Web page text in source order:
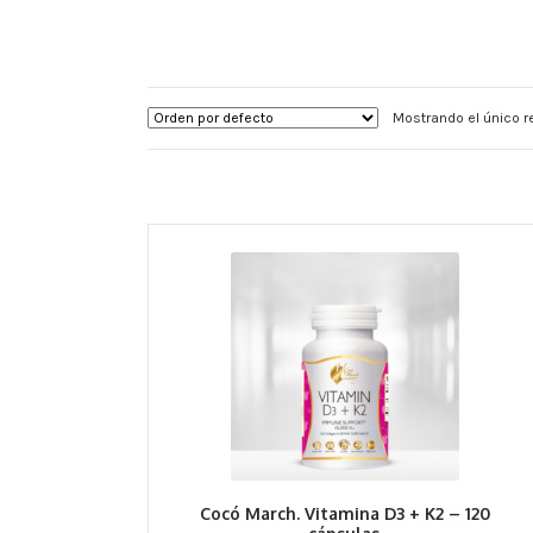
Mostrando el único
Cocó March. Vitamina D3 + K2 – 120